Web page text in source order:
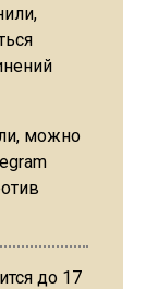
можно